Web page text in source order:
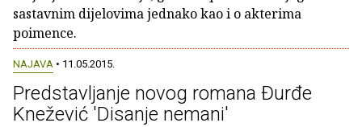
sastavnim dijelovima jednako kao i o akterima
poimence.
NAJAVA • 11.05.2015.
Predstavljanje novog romana Đurđe
Knežević 'Disanje nemani'